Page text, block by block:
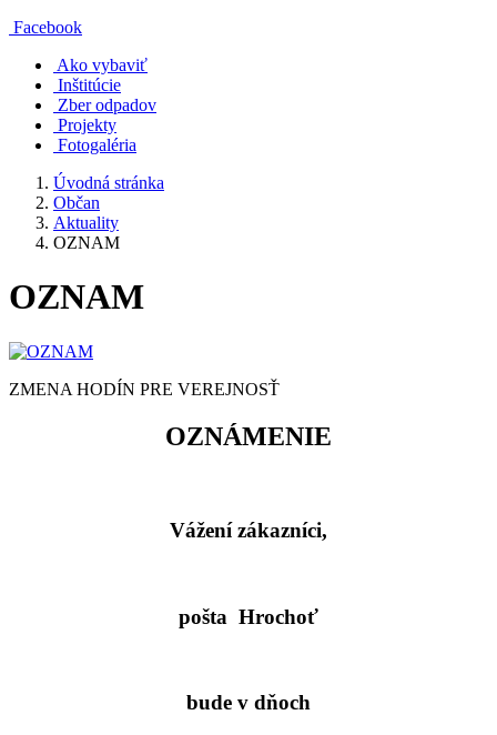
Facebook
Ako vybaviť
Inštitúcie
Zber odpadov
Projekty
Fotogaléria
Úvodná stránka
Občan
Aktuality
OZNAM
OZNAM
ZMENA HODÍN PRE VEREJNOSŤ
OZNÁMENIE
Vážení zákazníci,
pošta Hrochoť
bude v dňoch